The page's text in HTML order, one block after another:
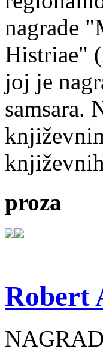
nagrade
Histriae"
joj je
samsara.
proza
Robert